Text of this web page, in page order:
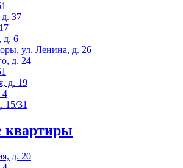
д. 37
д. 6
ул. Ленина, д. 26
д. 24
д. 19
4
15/31
квартиры
д. 20